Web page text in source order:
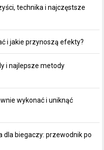
technika i najczęstsze
i jakie przynoszą efekty?
i najlepsze metody
wykonać i uniknąć
dla biegaczy: przewodnik po